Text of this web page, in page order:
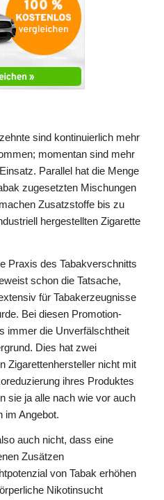
sind kontinuierlich mehr
momentan sind mehr
Parallel hat die Menge
zugesetzten Mischungen
Zusatzstoffe bis zu
hergestellten Zigarette
Praxis des Tabakverschnitts
schon die Tatsache,
für Tabakerzeugnisse
Bei diesen Promotion-
immer die Unverfälschtheit
Dies hat zwei
Zigarettenhersteller nicht mit
ihres Produktes
sie ja alle nach wie vor auch
im Angebot.
auch nicht, dass eine
Zusätzen
von Tabak erhöhen
Nikotinsucht